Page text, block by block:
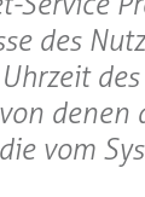
des
denen
vom